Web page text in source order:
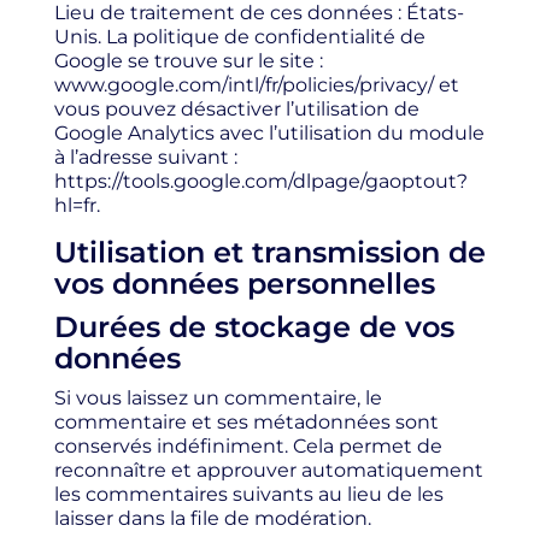
Lieu de traitement de ces données : États-
Unis. La politique de confidentialité de
Google se trouve sur le site :
www.google.com/intl/fr/policies/privacy/ et
vous pouvez désactiver l’utilisation de
Google Analytics avec l’utilisation du module
à l’adresse suivant :
https://tools.google.com/dlpage/gaoptout?
hl=fr.
Utilisation et transmission de
vos données personnelles
Durées de stockage de vos
données
Si vous laissez un commentaire, le
commentaire et ses métadonnées sont
conservés indéfiniment. Cela permet de
reconnaître et approuver automatiquement
les commentaires suivants au lieu de les
laisser dans la file de modération.